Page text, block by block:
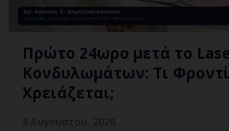
Πρώτο 24ωρο μετά το
Κονδυλωμάτων: Τι
Χρειάζεται;